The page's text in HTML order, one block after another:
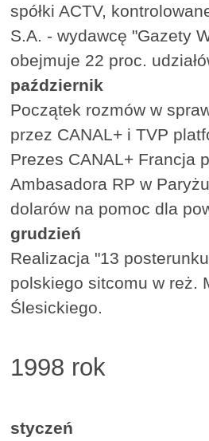
spółki ACTV,
S.A. - wydawcę "Gazety
obejmuje 22 proc.
październik
Początek rozmów w
przez CANAL+ i TVP
Prezes CANAL+ Francja
Ambasadora RP w
dolarów na pomoc dla
grudzień
Realizacja "13
polskiego sitcomu w reż.
Ślesickiego.
1998 rok
styczeń